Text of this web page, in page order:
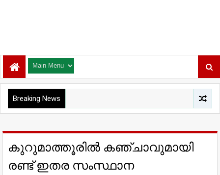
Breaking News
കുറുമാത്തൂരിൽ കഞ്ചാവുമായി
രണ്ട് ഇതര സംസ്ഥാന